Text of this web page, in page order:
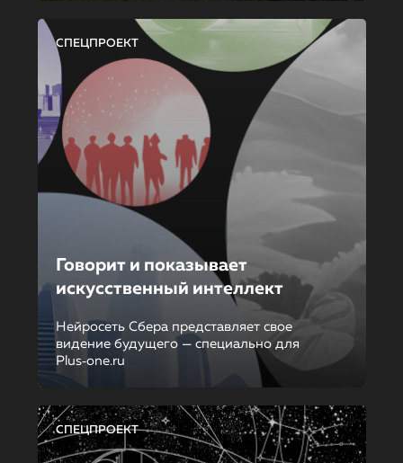
СПЕЦПРОЕКТ
Говорит и показывает
искусственный интеллект
Нейросеть Сбера представляет свое
видение будущего — специально для
Plus‑one.ru
СПЕЦПРОЕКТ